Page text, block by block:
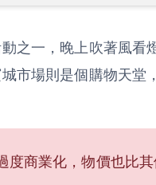
之一，晚上吹著風看
市場則是個購物天堂
度商業化，物價也比